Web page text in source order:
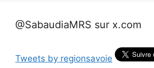
@SabaudiaMRS sur x.com
Tweets by regionsavoie